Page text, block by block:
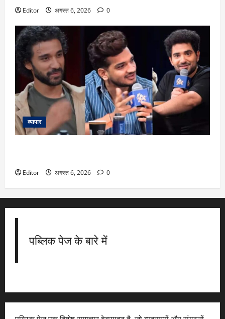
Editor अगस्त 6, 2026 0
व्यापार
Editor अगस्त 6, 2026 0
पब्लिक पेज के बारे में